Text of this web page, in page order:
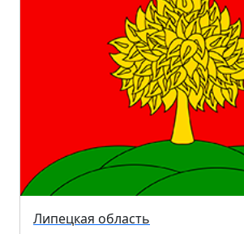
Липецкая область